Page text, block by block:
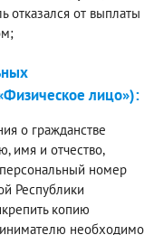
отказался от выплаты
лицо»):
о гражданстве
имя и отчество,
номер
Республики
копию
необходимо